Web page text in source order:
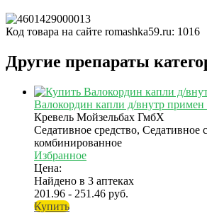
Код товара на сайте romashka59.ru: 1016
Другие препараты
Валокордин капли д/внутр примен
Кревель Мойзельбах ГмбХ
Седативное средство, Седативное
комбинированное
Избранное
Цена:
Найдено в 3 аптеках
201.96 - 251.46 руб.
Купить